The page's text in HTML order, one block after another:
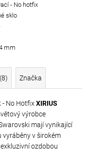
- No hotfix
sklo
mm
Značka
- No HotfixXIRIUS
výrobce
mají vynikající
v širokém
ozdobou